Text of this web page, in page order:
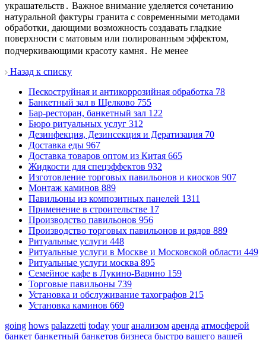
украшательств․ Важное внимание уделяется сочетанию
натуральной фактуры гранита с современными методами
обработки, дающими возможность создавать гладкие
поверхности с матовым или полированным эффектом,
подчеркивающими красоту камня․ Не менее
Назад к списку
Пескоструйная и антикоррозийная обработка 78
Банкетный зал в Щелково 755
Бар-ресторан, банкетный зал 122
Бюро ритуальных услуг 312
Дезинфекция, Дезинсекция и Дератизация 70
Доставка еды 967
Доставка товаров оптом из Китая 665
Жидкости для спецэффектов 932
Изготовление торговых павильонов и киосков 907
Монтаж каминов 889
Павильоны из композитных панелей 1311
Применение в строительстве 17
Производство павильонов 956
Производство торговых павильонов и рядов 889
Ритуальные услуги 448
Ритуальные услуги в Москве и Московской области 449
Ритуальные услуги москва 895
Семейное кафе в Лукино-Варино 159
Торговые павильоны 739
Установка и обслуживание тахографов 215
Установка каминов 669
going hows palazzetti today your анализом аренда атмосферой
банкет банкетный банкетов бизнеса быстро вашего вашей